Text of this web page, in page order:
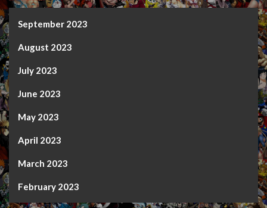
September 2023
August 2023
July 2023
June 2023
May 2023
April 2023
March 2023
February 2023